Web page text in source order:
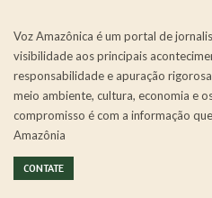
Voz Amazônica é um portal de
visibilidade aos principais
responsabilidade e apuração
meio ambiente, cultura, economia e
compromisso é com a informação
Amazônia
CONTATE